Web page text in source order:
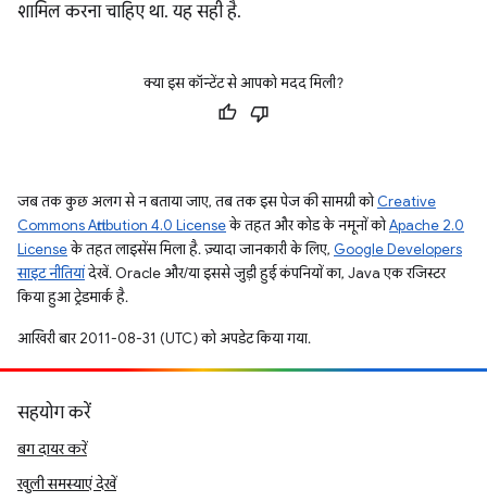
शामिल करना चाहिए था. यह सही है.
क्या इस कॉन्टेंट से आपको मदद मिली?
जब तक कुछ अलग से न बताया जाए, तब तक इस पेज की सामग्री कोCreative
Commons Attribution 4.0 Licenseके तहत और कोड के नमूनों कोApache 2.0
Licenseके तहत लाइसेंस मिला है. ज़्यादा जानकारी के लिए, Google Developers
साइट नीतियांदेखें. Oracle और/या इससे जुड़ी हुई कंपनियों का, Java एक रजिस्टर
किया हुआ ट्रेडमार्क है.
आखिरी बार 2011-08-31 (UTC) को अपडेट किया गया.
सहयोग करें
बग दायर करें
खुली समस्याएं देखें